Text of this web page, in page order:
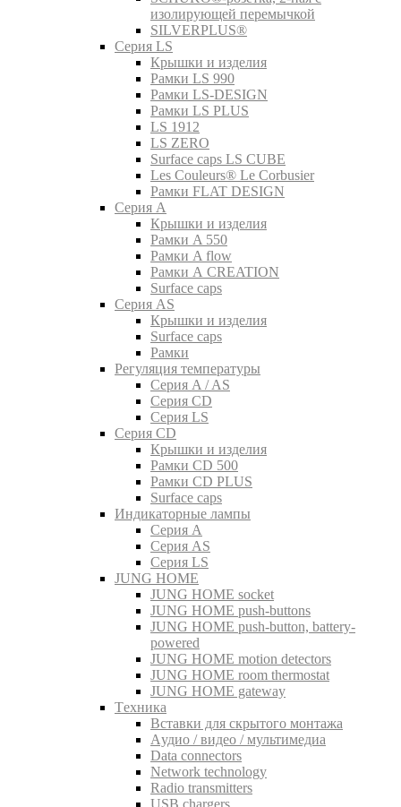
изолирующей перемычкой
SILVERPLUS®
Серия LS
Крышки и изделия
Рамки LS 990
Рамки LS-DESIGN
Рамки LS PLUS
LS 1912
LS ZERO
Surface caps LS CUBE
Les Couleurs® Le Corbusier
Рамки FLAT DESIGN
Серия A
Крышки и изделия
Рамки A 550
Рамки A flow
Рамки A CREATION
Surface caps
Серия AS
Крышки и изделия
Surface caps
Рамки
Регуляция температуры
Серия A / AS
Серия CD
Серия LS
Серия CD
Крышки и изделия
Рамки CD 500
Рамки CD PLUS
Surface caps
Индикаторные лампы
Серия A
Серия AS
Серия LS
JUNG HOME
JUNG HOME socket
JUNG HOME push-buttons
JUNG HOME push-button, battery-
powered
JUNG HOME motion detectors
JUNG HOME room thermostat
JUNG HOME gateway
Tехника
Вставки для скрытого монтажа
Aудио / видео / мультимедиа
Data connectors
Network technology
Radio transmitters
USB chargers